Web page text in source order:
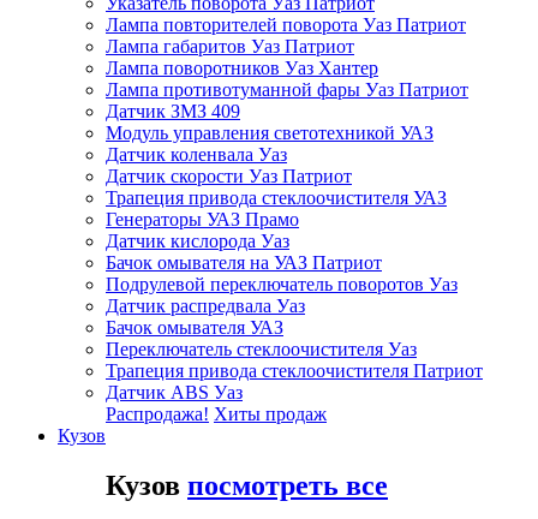
Лампа повторителей поворота Уаз Патриот
Лампа габаритов Уаз Патриот
Лампа поворотников Уаз Хантер
Лампа противотуманной фары Уаз Патриот
Датчик ЗМЗ 409
Модуль управления светотехникой УАЗ
Датчик коленвала Уаз
Датчик скорости Уаз Патриот
Трапеция привода стеклоочистителя УАЗ
Генераторы УАЗ Прамо
Датчик кислорода Уаз
Бачок омывателя на УАЗ Патриот
Подрулевой переключатель поворотов Уаз
Датчик распредвала Уаз
Бачок омывателя УАЗ
Переключатель стеклоочистителя Уаз
Трапеция привода стеклоочистителя Патриот
Датчик ABS Уаз
Распродажа! Хиты продаж
Кузов
Кузов посмотреть все